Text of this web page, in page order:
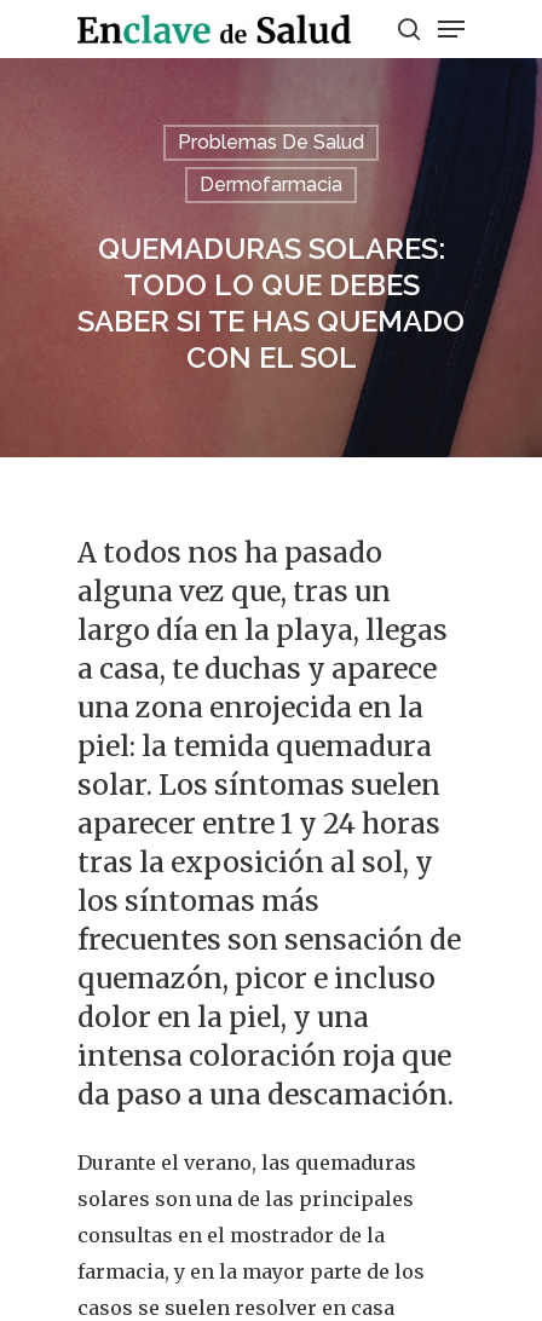
Presiona enter para buscar o ESC para
Problemas De Salud
Dermofarmacia
QUEMADURAS SOLARES:
TODO LO QUE DEBES
SABER SI TE HAS QUEMADO
CON EL SOL
A todos nos ha pasado
alguna vez que, tras un
largo día en la playa, llegas
a casa, te duchas y aparece
una zona enrojecida en la
piel: la temida quemadura
solar. Los síntomas suelen
aparecer entre 1 y 24 horas
tras la exposición al sol, y
los síntomas más
frecuentes son sensación de
quemazón, picor e incluso
dolor en la piel, y una
intensa coloración roja que
da paso a una descamación.
Durante el verano, las quemaduras
solares son una de las principales
consultas en el mostrador de la
farmacia, y en la mayor parte de los
casos se suelen resolver en casa